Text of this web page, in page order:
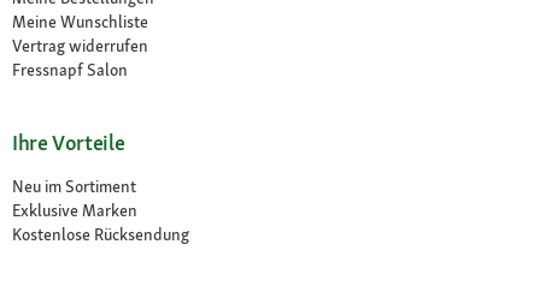
Meine Wunschliste
Vertrag widerrufen
Fressnapf Salon
Ihre Vorteile
Neu im Sortiment
Exklusive Marken
Kostenlose Rücksendung